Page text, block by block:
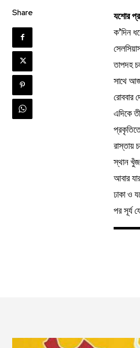
Share
যশোর
ক’দিন
তাপদহ
সাথে
রোববার
এদিকে
রাস্তায়
স্থান
আবার
ঢাকা ও
পর সূর্য